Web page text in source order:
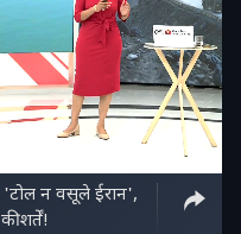
'टोल न वसूले ईरान',
शर्तें!